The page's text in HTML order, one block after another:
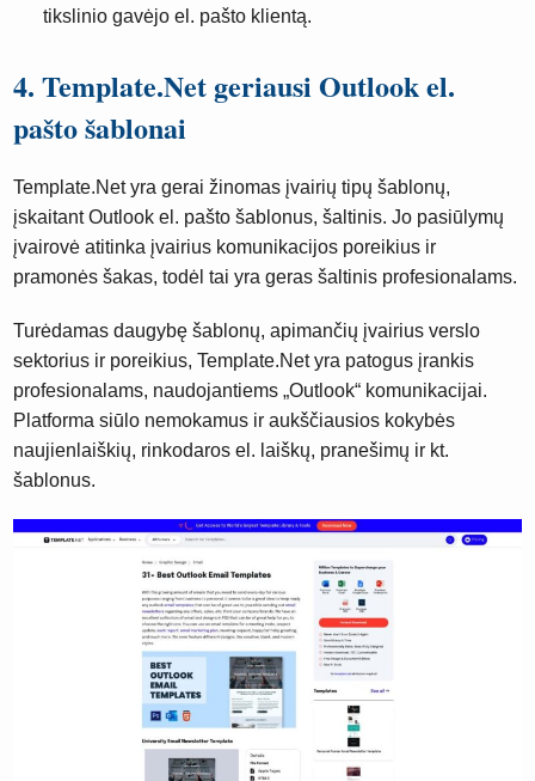
tikslinio gavėjo el. pašto klientą.
4. Template.Net geriausi Outlook el.
pašto šablonai
Template.Net yra gerai žinomas įvairių tipų šablonų,
įskaitant Outlook el. pašto šablonus, šaltinis. Jo pasiūlymų
įvairovė atitinka įvairius komunikacijos poreikius ir
pramonės šakas, todėl tai yra geras šaltinis profesionalams.
Turėdamas daugybę šablonų, apimančių įvairius verslo
sektorius ir poreikius, Template.Net yra patogus įrankis
profesionalams, naudojantiems „Outlook“ komunikacijai.
Platforma siūlo nemokamus ir aukščiausios kokybės
naujienlaiškių, rinkodaros el. laiškų, pranešimų ir kt.
šablonus.